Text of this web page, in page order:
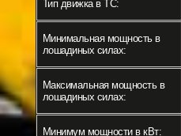
Тип движка в ТС:
Минимальная мощность в
лошадиных силах:
Максимальная мощность в
лошадиных силах:
Минимум мощности в кВт: